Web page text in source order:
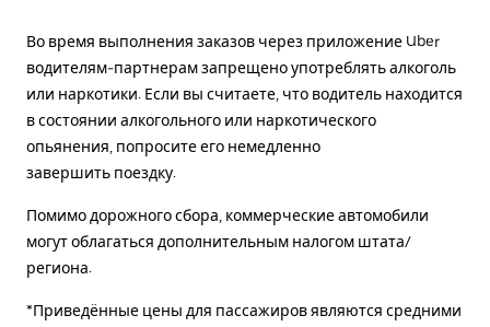
Во время выполнения заказов через приложение Uber
водителям-партнерам запрещено употреблять алкоголь
или наркотики. Если вы считаете, что водитель находится
в состоянии алкогольного или наркотического
опьянения, попросите его немедленно
завершить поездку.
Помимо дорожного сбора, коммерческие автомобили
могут облагаться дополнительным налогом штата/
региона.
*Приведённые цены для пассажиров являются средними